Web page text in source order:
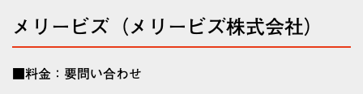
メリービズ（メリービズ株式会社）
■料金：要問い合わせ